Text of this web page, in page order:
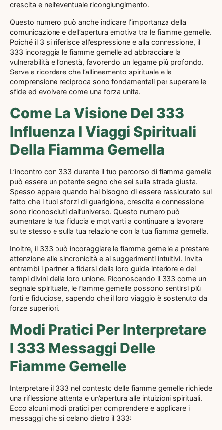
crescita e nell’eventuale ricongiungimento.
Questo numero può anche indicare l’importanza della
comunicazione e dell’apertura emotiva tra le fiamme gemelle.
Poiché il 3 si riferisce all’espressione e alla connessione, il
333 incoraggia le fiamme gemelle ad abbracciare la
vulnerabilità e l’onestà, favorendo un legame più profondo.
Serve a ricordare che l’allineamento spirituale e la
comprensione reciproca sono fondamentali per superare le
sfide ed evolvere come una forza unita.
Come La Visione Del 333
Influenza I Viaggi Spirituali
Della Fiamma Gemella
L’incontro con 333 durante il tuo percorso di fiamma gemella
può essere un potente segno che sei sulla strada giusta.
Spesso appare quando hai bisogno di essere rassicurato sul
fatto che i tuoi sforzi di guarigione, crescita e connessione
sono riconosciuti dall’universo. Questo numero può
aumentare la tua fiducia e motivarti a continuare a lavorare
su te stesso e sulla tua relazione con la tua fiamma gemella.
Inoltre, il 333 può incoraggiare le fiamme gemelle a prestare
attenzione alle sincronicità e ai suggerimenti intuitivi. Invita
entrambi i partner a fidarsi della loro guida interiore e dei
tempi divini della loro unione. Riconoscendo il 333 come un
segnale spirituale, le fiamme gemelle possono sentirsi più
forti e fiduciose, sapendo che il loro viaggio è sostenuto da
forze superiori.
Modi Pratici Per Interpretare
I 333 Messaggi Delle
Fiamme Gemelle
Interpretare il 333 nel contesto delle fiamme gemelle richiede
una riflessione attenta e un’apertura alle intuizioni spirituali.
Ecco alcuni modi pratici per comprendere e applicare i
messaggi che si celano dietro il 333: